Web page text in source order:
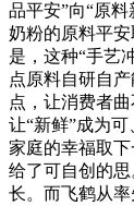
品平安”向“原
奶粉的原料平
是，这种“手艺
点原料自研自
点，让消费者
让“新鲜”成为
家庭的幸福取
给了可自创的
长。而飞鹤从